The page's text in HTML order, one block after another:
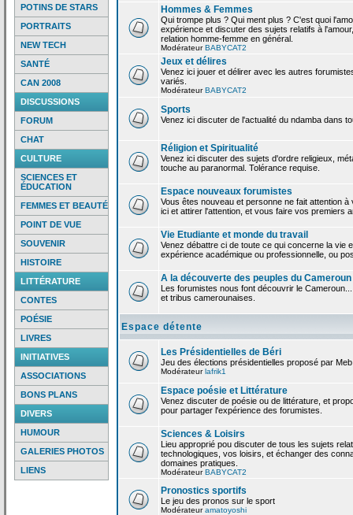
POTINS DE STARS
PORTRAITS
NEW TECH
SANTÉ
CAN 2008
DISCUSSIONS
FORUM
CHAT
CULTURE
SCIENCES ET
ÉDUCATION
FEMMES ET BEAUTÉ
POINT DE VUE
SOUVENIR
HISTOIRE
LITTÉRATURE
CONTES
POÉSIE
LIVRES
INITIATIVES
ASSOCIATIONS
BONS PLANS
DIVERS
HUMOUR
GALERIES PHOTOS
LIENS
Hommes & Femmes
Qui trompe plus ? Qui ment plus ? C'est quoi
expérience et discuter des sujets relatifs à
relation homme-femme en général.
ModérateurBABYCAT2
Jeux et délires
Venez ici jouer et délirer avec les autres
variés.
ModérateurBABYCAT2
Sports
Venez ici discuter de l'actualité du ndamba dans
Réligion et Spiritualité
Venez ici discuter des sujets d'ordre religieux,
touche au paranormal. Tolérance requise.
Espace nouveaux forumistes
Vous êtes nouveau et personne ne fait attention
ici et attirer l'attention, et vous faire vos premiers
Vie Etudiante et monde du travail
Venez débattre ci de toute ce qui concerne la vie
expérience académique ou professionnelle, ou
A la découverte des peuples du Cameroun
Les forumistes nous font découvrir le
et tribus camerounaises.
Espace détente
Les Présidentielles de Béri
Jeu des élections présidentielles proposé par Meb
Modérateurlafrik1
Espace poésie et Littérature
Venez discuter de poésie ou de littérature, et
pour partager l'expérience des forumistes.
Sciences & Loisirs
Lieu approprié pou discuter de tous les sujets
technologiques, vos loisirs, et échanger des
domaines pratiques.
ModérateurBABYCAT2
Pronostics sportifs
Le jeu des pronos sur le sport
Modérateuramatoyoshi